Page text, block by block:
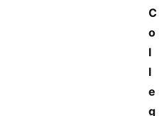
C
o
l
l
e
g